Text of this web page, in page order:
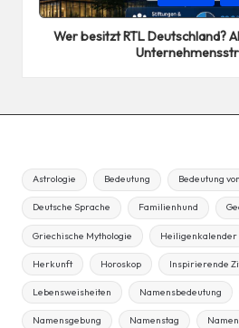
in
Wer besitzt RTL Deutschland?
Astrologie Bedeutung Bedeutung
Deutsche Sprache Familienhund
Griechische Mythologie Heiligenkalender
Herkunft Horoskop Inspirierende
Lebensweisheiten Namensbedeutung
Namensgebung Namenstag